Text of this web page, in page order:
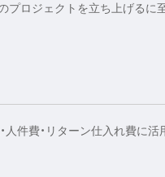
プロジェクトを立ち上げるに
件費・リターン仕入れ費に活